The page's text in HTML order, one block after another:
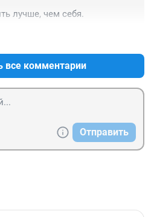
лучше, чем себя.
все комментарии
Отправить